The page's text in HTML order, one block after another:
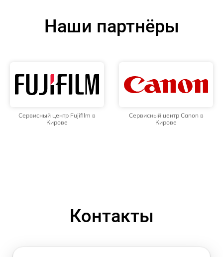
Наши партнёры
Сервисный центр Fujifilm в
Кирове
Сервисный центр Canon в
Кирове
Контакты